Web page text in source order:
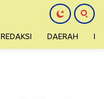
REDAKSI DAERAH